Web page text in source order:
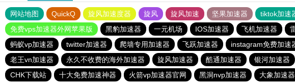
网站地图 QuickQ 旋风加速度器 旋风 旋风加速 坚果加速器 tiktok加速
免费vps加速器外网苹果版
黑豹加速器 一元机场 IOS加速器 飞机加速器
蚂蚁vp加速器
twitter加速器 爬墙专用加速器 飞跃加速器 instagram免费加速
老王vn加速器
永久不收费的海外加速器 旋风加速器 酷通加速器 银河加速器
CHK下载站
十大免费加速神器 火箭vp加速器官网 黑洞nvp加速器 大象加速器